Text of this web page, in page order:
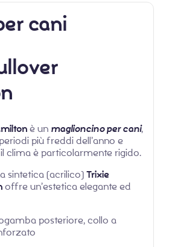
cani
è un maglioncino per cani,
più freddi dell’anno e
clima è particolarmente rigido.
sintetica (acrilico)Trixie
offre un’estetica elegante ed
posteriore, collo a